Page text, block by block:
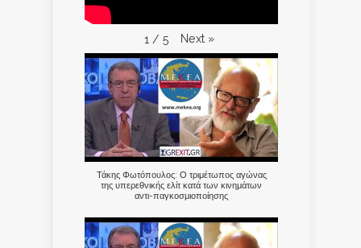
1 / 5 Next »
Τάκης Φωτόπουλος: Ο τριμέτωπος αγώνας
της υπερεθνικής ελίτ κατά των κινημάτων
αντι-παγκοσμιοποίησης